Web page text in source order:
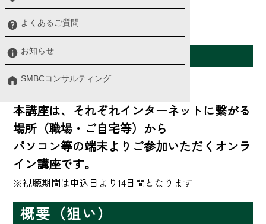
よくあるご質問
お知らせ
SMBCコンサルティング
会場案内
本講座は、それぞれインターネットに繋がる
場所（職場・ご自宅等）から
パソコン等の端末よりご参加いただくオンラ
イン講座です。
※視聴期間は申込日より14日間となります
概要（狙い）